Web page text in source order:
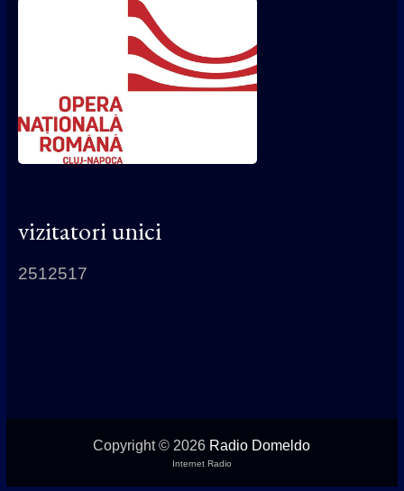
vizitatori unici
2512517
Copyright © 2026 Radio Domeldo
Internet Radio